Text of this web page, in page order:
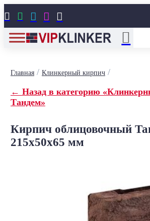
    
Главная/ Клинкерный кирпич/
← Назад в категорию
Тандем»
Кирпич облицовочный
215x50x65 мм